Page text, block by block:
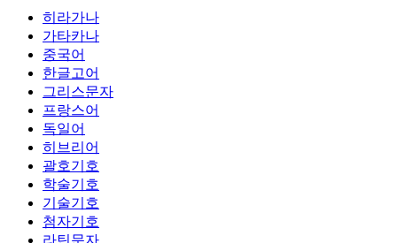
히라가나
가타카나
중국어
한글고어
그리스문자
프랑스어
독일어
히브리어
괄호기호
학술기호
기술기호
첨자기호